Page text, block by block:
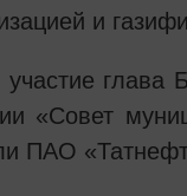
и
глава
«Совет
ПАО